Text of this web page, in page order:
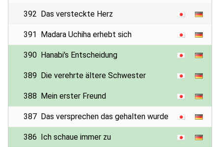
392 Das versteckte Herz
391 Madara Uchiha erhebt sich
390 Hanabi's Entscheidung
389 Die verehrte ältere Schwester
388 Mein erster Freund
387 Das versprechen das gehalten wurde
386 Ich schaue immer zu